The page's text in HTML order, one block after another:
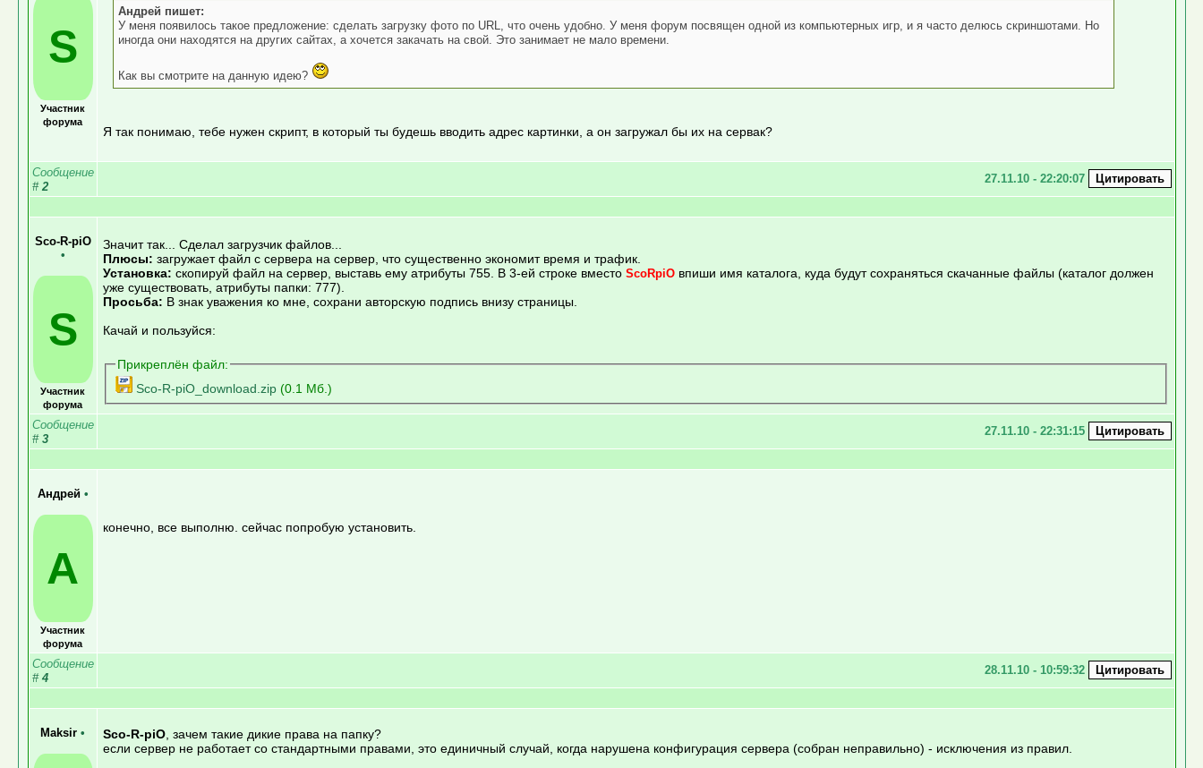
S
Участник
форума
Андрей пишет:
У меня появилось такое предложение: сделать загрузку фото по URL, что очень удобно. У меня форум посвящен одной из компьютерных игр, и я часто делюсь скриншотами. Но
иногда они находятся на других сайтах, а хочется закачать на свой. Это занимает не мало времени.
Как вы смотрите на данную идею?
Я так понимаю, тебе нужен скрипт, в который ты будешь вводить адрес картинки, а он загружал бы их на сервак?
Сообщение
# 2
27.11.10 - 22:20:07
Sco-R-piO
•
S
Участник
форума
Значит так... Сделал загрузчик файлов...
Плюсы: загружает файл с сервера на сервер, что существенно экономит время и трафик.
Установка: скопируй файл на сервер, выставь ему атрибуты 755. В 3-ей строке вместо ScoRpiO впиши имя каталога, куда будут сохраняться скачанные файлы (каталог должен
уже существовать, атрибуты папки: 777).
Просьба: В знак уважения ко мне, сохрани авторскую подпись внизу страницы.
Качай и пользуйся:
Прикреплён файл:
Sco-R-piO_download.zip (0.1 Мб.)
Сообщение
# 3
27.11.10 - 22:31:15
Андрей •
А
Участник
форума
конечно, все выполню. сейчас попробую установить.
Сообщение
# 4
28.11.10 - 10:59:32
Maksir • Sco-R-piO, зачем такие дикие права на папку?
если сервер не работает со стандартными правами, это единичный случай, когда нарушена конфигурация сервера (собран неправильно) - исключения из правил.